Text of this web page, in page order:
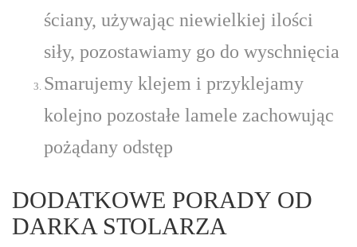
ściany, używając niewielkiej ilości
siły, pozostawiamy go do wyschnięcia
Smarujemy klejem i przyklejamy
kolejno pozostałe lamele zachowując
pożądany odstęp
DODATKOWE PORADY OD
DARKA STOLARZA